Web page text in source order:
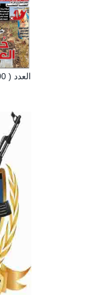
العدد ( 1900)